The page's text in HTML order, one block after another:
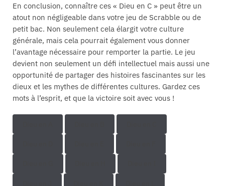
En conclusion, connaître ces « Dieu en C » peut être un
atout non négligeable dans votre jeu de Scrabble ou de
petit bac. Non seulement cela élargit votre culture
générale, mais cela pourrait également vous donner
l’avantage nécessaire pour remporter la partie. Le jeu
devient non seulement un défi intellectuel mais aussi une
opportunité de partager des histoires fascinantes sur les
dieux et les mythes de différentes cultures. Gardez ces
mots à l’esprit, et que la victoire soit avec vous !